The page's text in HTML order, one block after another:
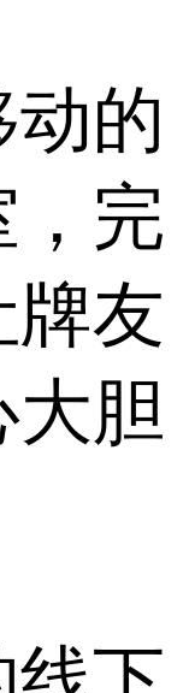
的
，完
友
大胆